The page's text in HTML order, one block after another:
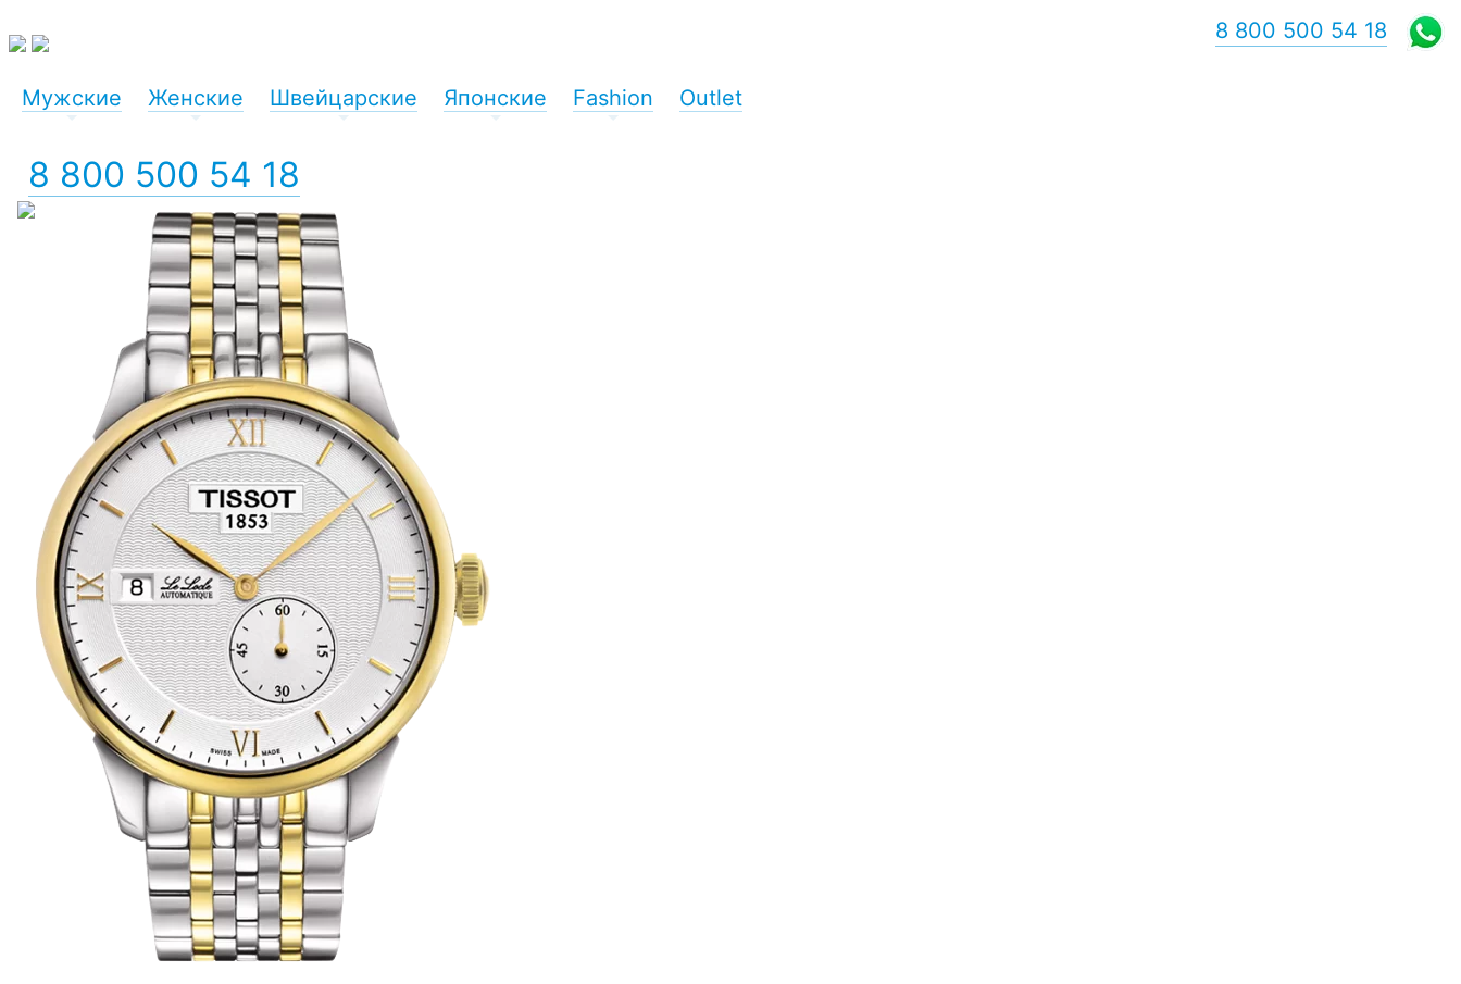
Мужские Женские Швейцарские Японские Fashion Outlet
8 800 500 54 18
8 800 500 54 18